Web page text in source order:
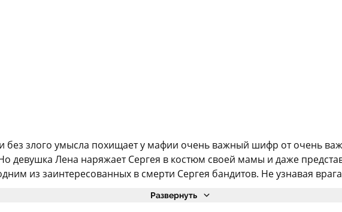
без злого умысла похищает у мафии очень важный шифр от очень
девушка Лена наряжает Сергея в костюм своей мамы и даже
из заинтересованных в смерти Сергея бандитов. Не узнавая
Развернуть